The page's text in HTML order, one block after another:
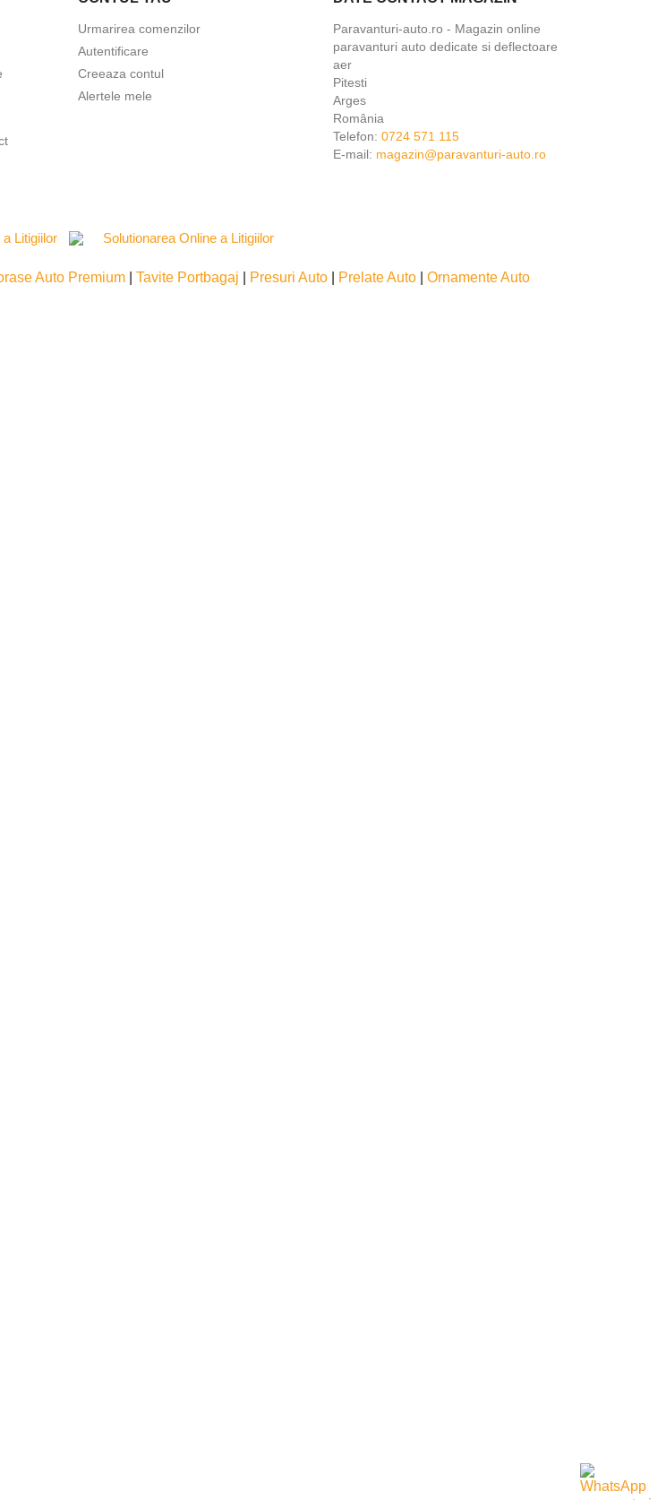
Urmarirea comenzilor
Autentificare
Creeaza contul
Alertele mele
Paravanturi-auto.ro - Magazin online
paravanturi auto dedicate si deflectoare
aer
Pitesti
Arges
România
Telefon: 0724 571 115
E-mail: magazin@paravanturi-auto.ro
Auto Premium Tavite Portbagaj Presuri Auto Prelate Auto Ornamente Auto
client pentru a salva produse in Lista de
Intra in cont